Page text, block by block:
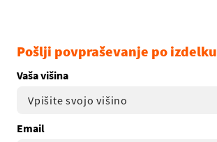
Pošlji povpraševanje po izdelku
Vaša višina
Email